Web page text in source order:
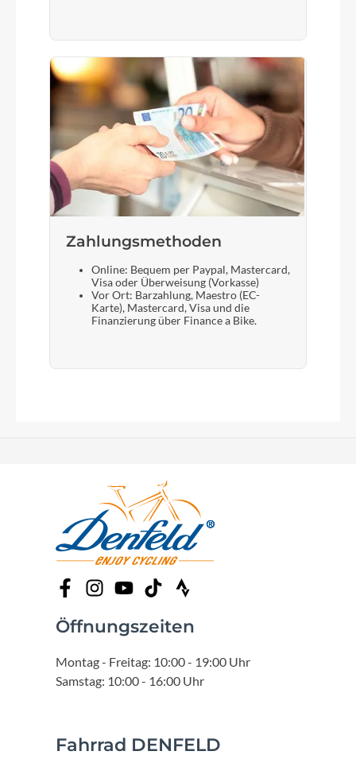
Zahlungsmethoden
Online: Bequem per Paypal, Mastercard,
Visa oder Überweisung (Vorkasse)
Vor Ort: Barzahlung, Maestro (EC-
Karte), Mastercard, Visa und die
Finanzierung über Finance a Bike.
Öffnungszeiten
Montag - Freitag: 10:00 - 19:00 Uhr
Samstag: 10:00 - 16:00 Uhr
Fahrrad DENFELD